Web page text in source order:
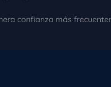
confianza más